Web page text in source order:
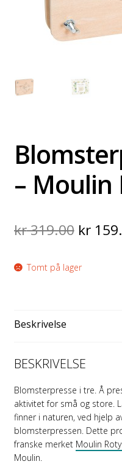
– Moulin
kr319.00
was:
kr
Tomt på lager
Beskrivelse
BESKRIVELSE
Blomsterpresse i tre. Å
aktivitet for små og store.
finner i naturen, ved hjelp
blomsterpressen. Dette
franske merket Moulin
Moulin.